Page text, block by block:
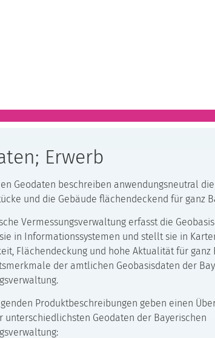
Erwerb
Geodaten beschreiben anwendungsneutral die
und die Gebäude flächendeckend für ganz
Vermessungsverwaltung erfasst die
in Informationssystemen und stellt sie in
Flächendeckung und hohe Aktualität für ganz
der amtlichen Geobasisdaten der
Produktbeschreibungen geben einen
unterschiedlichsten Geodaten der Bayerischen